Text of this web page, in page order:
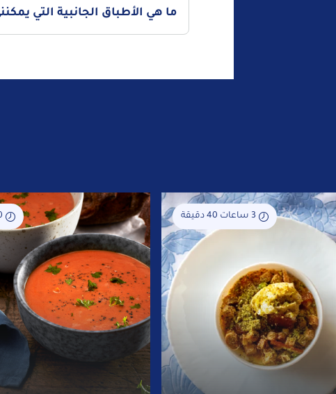
تصل إلى ثلاثة أيام. وعندما ترغبين في
ما هي الأطباق الجانبية التي
3 ساعات 40 دقيقة